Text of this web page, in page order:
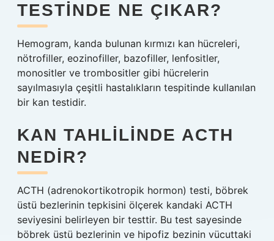
TESTINDE NE ÇIKAR?
Hemogram, kanda bulunan kırmızı kan hücreleri,
nötrofiller, eozinofiller, bazofiller, lenfositler,
monositler ve trombositler gibi hücrelerin
sayılmasıyla çeşitli hastalıkların tespitinde kullanılan
bir kan testidir.
KAN TAHLILINDE ACTH
NEDIR?
ACTH (adrenokortikotropik hormon) testi, böbrek
üstü bezlerinin tepkisini ölçerek kandaki ACTH
seviyesini belirleyen bir testtir. Bu test sayesinde
böbrek üstü bezlerinin ve hipofiz bezinin vücuttaki